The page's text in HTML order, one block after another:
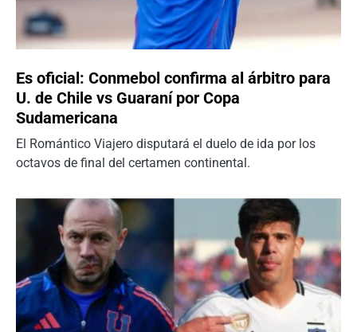
Es oficial: Conmebol confirma al árbitro para
U. de Chile vs Guaraní por Copa
Sudamericana
El Romántico Viajero disputará el duelo de ida por los
octavos de final del certamen continental.